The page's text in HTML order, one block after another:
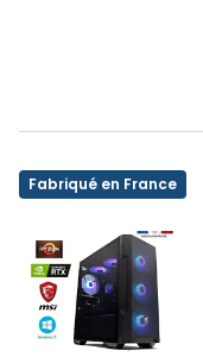
Fabriqué en France